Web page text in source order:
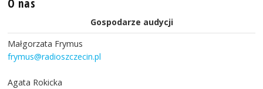
Gospodarze audycji
Małgorzata Frymus
frymus@radioszczecin.pl
Agata Rokicka